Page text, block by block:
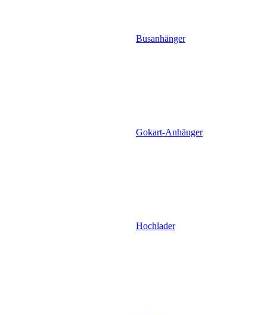
Busanhänger
Gokart-Anhänger
Hochlader